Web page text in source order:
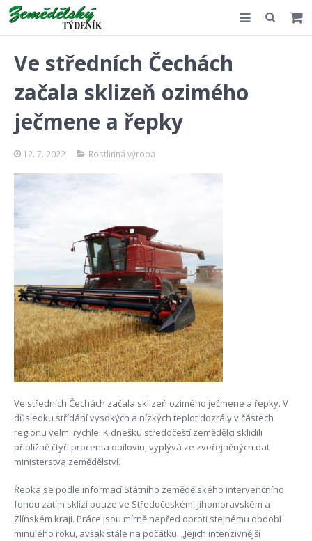
Akce
E-shop
Kontakt
Ve středních Čechách
začala sklizeň ozimého
ječmene a řepky
12. 7. 2022 Rostlinná výroba
Ve středních Čechách začala sklizeň ozimého ječmene a řepky. V
důsledku střídání vysokých a nízkých teplot dozrály v částech
regionu velmi rychle. K dnešku středočeští zemědělci sklidili
přibližně čtyři procenta obilovin, vyplývá ze zveřejněných dat
ministerstva zemědělství.
Řepka se podle informací Státního zemědělského intervenčního
fondu zatím sklízí pouze ve Středočeském, Jihomoravském a
Zlínském kraji. Práce jsou mírně napřed oproti stejnému období
minulého roku, avšak stále na počátku. „Jejich intenzivnější